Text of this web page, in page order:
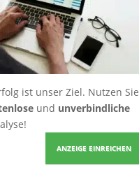
ist unser Ziel. Nutzen Sie
und unverbindliche
ANZEIGE EINREICHEN